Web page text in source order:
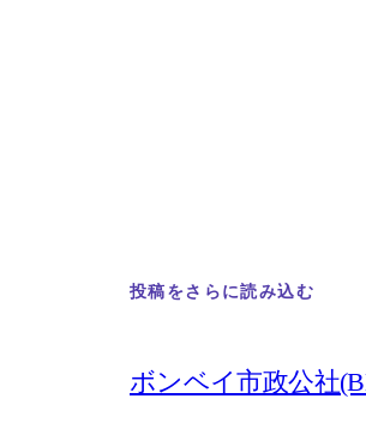
投稿をさらに読み込む
ボンベイ市政公社